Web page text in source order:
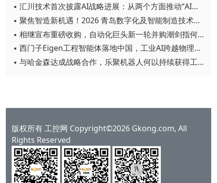
▪ 汇川技术首次披露AI战略进展：从两个方面推动“AI业务化”落地
▪ 聚焦智造新机遇！2026 青岛数字化及智能制造技术论坛圆满落幕
▪ 相继宣布重磅收购，自动化巨头新一轮并购潮剑指何方？
▪ 西门子Eigen工程智能体落地中国，工业AI跨越物理世界“确定性”拐点
▪ 与哈金森达成战略合作，乐聚机器人何以持续获得工业巨头青睐？
版权所有 工控网 Copyright©2026 Gkong.com, All
Rights Reserved